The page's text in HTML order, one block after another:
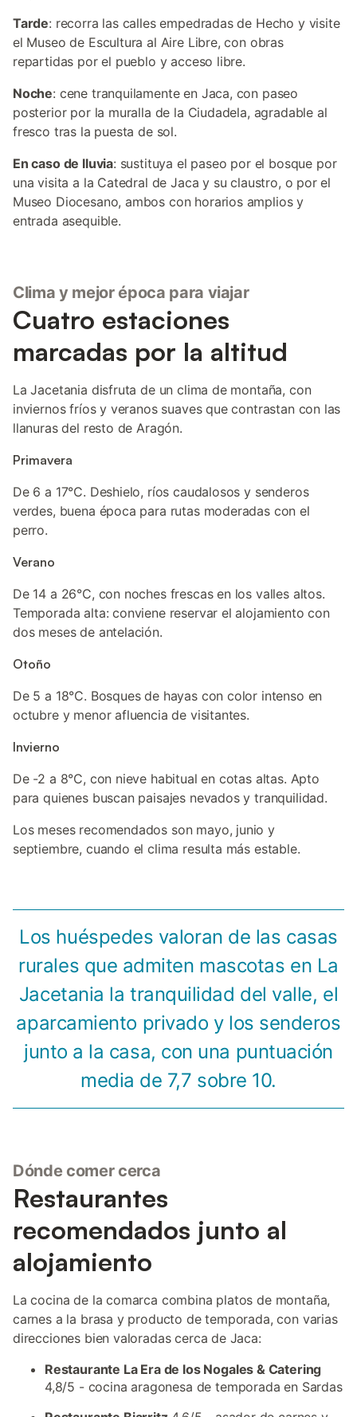
Tarde: recorra las calles empedradas de Hecho y visite
el Museo de Escultura al Aire Libre, con obras
repartidas por el pueblo y acceso libre.
Noche: cene tranquilamente en Jaca, con paseo
posterior por la muralla de la Ciudadela, agradable al
fresco tras la puesta de sol.
En caso de lluvia: sustituya el paseo por el bosque por
una visita a la Catedral de Jaca y su claustro, o por el
Museo Diocesano, ambos con horarios amplios y
entrada asequible.
Clima y mejor época para viajar
Cuatro estaciones
marcadas por la altitud
La Jacetania disfruta de un clima de montaña, con
inviernos fríos y veranos suaves que contrastan con las
llanuras del resto de Aragón.
Primavera
De 6 a 17°C. Deshielo, ríos caudalosos y senderos
verdes, buena época para rutas moderadas con el
perro.
Verano
De 14 a 26°C, con noches frescas en los valles altos.
Temporada alta: conviene reservar el alojamiento con
dos meses de antelación.
Otoño
De 5 a 18°C. Bosques de hayas con color intenso en
octubre y menor afluencia de visitantes.
Invierno
De -2 a 8°C, con nieve habitual en cotas altas. Apto
para quienes buscan paisajes nevados y tranquilidad.
Los meses recomendados son mayo, junio y
septiembre, cuando el clima resulta más estable.
Los huéspedes valoran de las casas
rurales que admiten mascotas en La
Jacetania la tranquilidad del valle, el
aparcamiento privado y los senderos
junto a la casa, con una puntuación
media de 7,7 sobre 10.
Dónde comer cerca
Restaurantes
recomendados junto al
alojamiento
La cocina de la comarca combina platos de montaña,
carnes a la brasa y producto de temporada, con varias
direcciones bien valoradas cerca de Jaca:
Restaurante La Era de los Nogales & Catering
4,8/5 - cocina aragonesa de temporada en Sardas